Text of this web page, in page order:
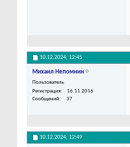
10.12.2024, 12:45
Михаил Непомнин
Пользователь
Регистрация
16.11.2016
Сообщений
37
10.12.2024, 12:49